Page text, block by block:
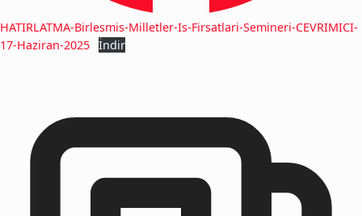
HATIRLATMA-Birlesmis-Milletler-Is-Firsatlari-Semineri-CEVRIMICI-
17-Haziran-2025 İndir